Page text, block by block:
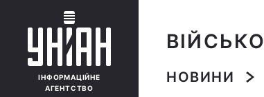
ІНФОРМАЦІЙНЕ
АГЕНТСТВО
ВІЙСЬКО
НОВИНИ